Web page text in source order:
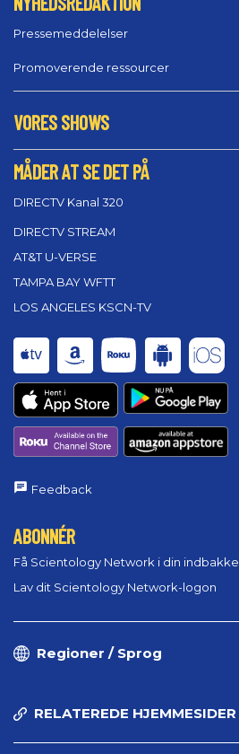
Pressemeddelelser
Promoverende ressourcer
VORES SHOWS
MÅDER AT SE DET PÅ
DIRECTV Kanal 320
DIRECTV STREAM
AT&T U-VERSE
TAMPA BAY WFTT
LOS ANGELES KSCN-TV
Feedback
ABONNÉR
Få Scientology Network i din indbakke
Lav dit Scientology Network-logon
Regioner / Sprog
RELATEREDE HJEMMESIDER